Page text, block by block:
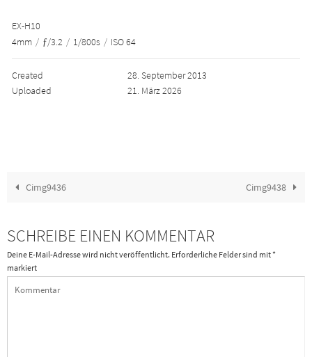
EX-H10
4mm / ƒ/3.2 / 1/800s / ISO 64
Created
28. September 2013
Uploaded
21. März 2026
Cimg9436 Cimg9438
SCHREIBE EINEN KOMMENTAR
Deine E-Mail-Adresse wird nicht veröffentlicht. Erforderliche Felder sind mit*
markiert